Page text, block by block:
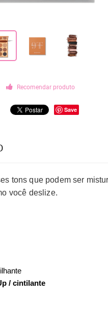
Recomendar produto
Save
tons que podem ser
você deslize.
/ cintilante